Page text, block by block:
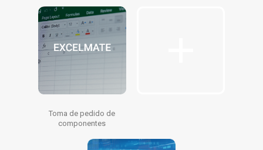
Toma de pedido de
componentes